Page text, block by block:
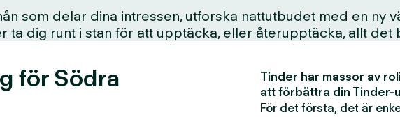
som delar dina intressen, utforska nattutbudet med en ny
ta dig runt i stan för att upptäcka, eller återupptäcka, allt det
för Södra
Tinder har massor av
att förbättra din Tinder-
För det första, det är